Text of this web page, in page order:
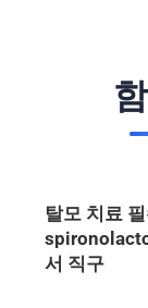
탈모 치료
서 직구